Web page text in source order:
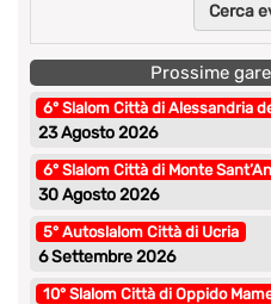
Cerca
Prossime
6° Slalom Città di Alessandria
23 Agosto 2026
6° Slalom Città di Monte
30 Agosto 2026
5° Autoslalom Città di Ucria
6 Settembre 2026
10° Slalom Città di Oppido